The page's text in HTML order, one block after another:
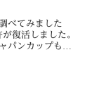
べてみました
復活しました。
パンカップも含